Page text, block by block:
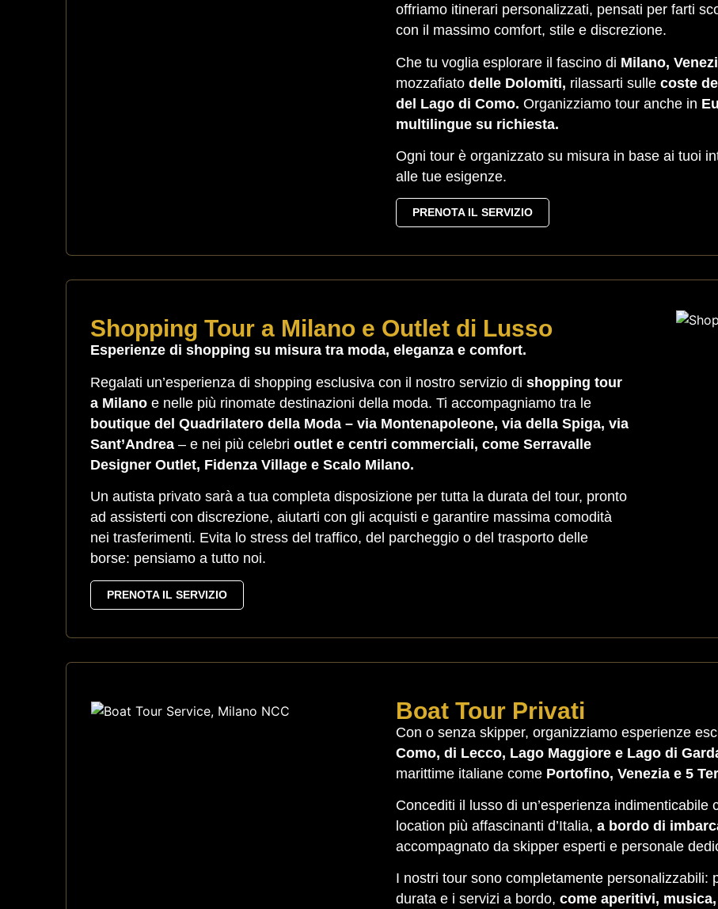
Shopping Tour a Milano e Outlet di Lusso
Esperienze di shopping su misura tra moda, eleganza e comfort.
Regalati un’esperienza di shopping esclusiva con il nostro servizio di shopping tour
a Milano e nelle più rinomate destinazioni della moda. Ti accompagniamo tra le
boutique del Quadrilatero della Moda – via Montenapoleone, via della Spiga, via
Sant’Andrea – e nei più celebri outlet e centri commerciali, come Serravalle
Designer Outlet, Fidenza Village e Scalo Milano.
Un autista privato sarà a tua completa disposizione per tutta la durata del tour, pronto
ad assisterti con discrezione, aiutarti con gli acquisti e garantire massima comodità
nei trasferimenti. Evita lo stress del traffico, del parcheggio o del trasporto delle
borse: pensiamo a tutto noi.
PRENOTA IL SERVIZIO
Boat Tour Privati
Con o senza skipper, organizziamo esperienze
Como, di Lecco, Lago Maggiore e Lago di
marittime italiane come Portofino, Venezia e 5
Concediti il lusso di un’esperienza
location più affascinanti d’Italia,a bordo di
accompagnato da skipper esperti e personale
I nostri tour sono completamente personalizzabili:
durata e i servizi a bordo,come aperitivi,
offriamo itinerari personalizzati, pensati per farti
con il massimo comfort, stile e discrezione.
Che tu voglia esplorare il fascino di Milano,
mozzafiato delle Dolomiti, rilassarti sulle coste
del Lago di Como.Organizziamo tour anche in
multilingue su richiesta.
Ogni tour è organizzato su misura in base ai tuoi
alle tue esigenze.
PRENOTA IL SERVIZIO